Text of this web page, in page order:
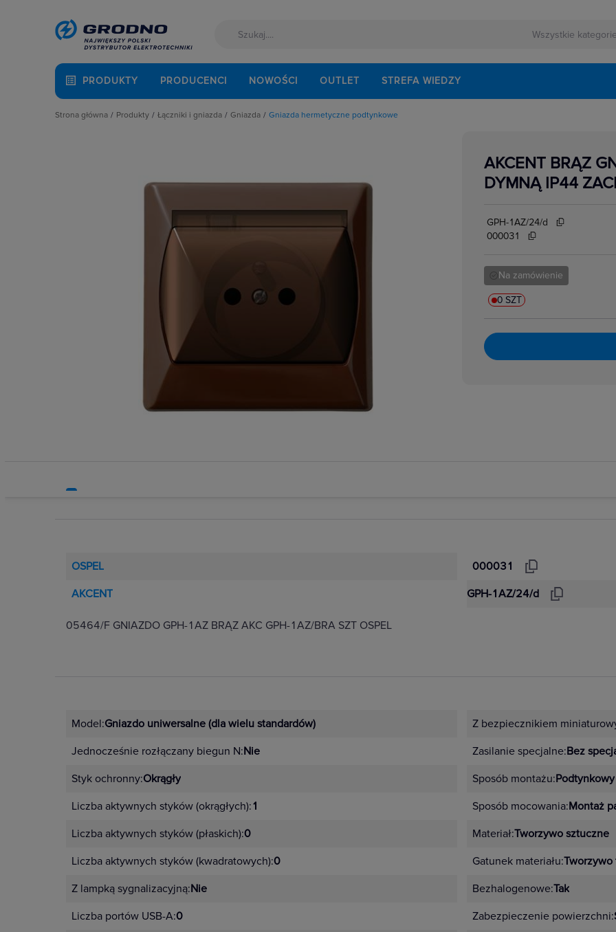
PRODUKTY PRODUCENCI NOWOŚCI OUTLET STREFA WIEDZY
Strona główna
Produkty
Kable i przewody
Kuchnia i łazienka
Narzędzia i mierniki
Ochrona odgromowa
Odzież ochronna i BHP
Osprzęt siłowy, przenośny
Oświetlenie
Pompy ciepła
Prowadzenie kabli
Systemy HVAC
Technika grzewcza
Technika instalacyjna
Łączniki i gniazda
Puszki instalacyjne
Słupki i kolumny zasilające
Termostaty i regulatory
Gniazda
Gniazda multimedialne, HDMI,USB
Gniazda pozostałe,ekwipotencjalne,
Wpusty kablowe
Zestawy łączone
Gniazda hermetyczne podtynkowe
AKCENT BRĄZ
DYMNĄ IP44
GPH-1AZ/24/d
000031
Na zamówienie
0 SZT
OSPEL
000031
AKCENT
GPH-1AZ/24/d
05464/F GNIAZDO GPH-1AZ BRĄZ AKC GPH-1AZ/BRA SZT OSPEL
Model:Gniazdo uniwersalne (dla wielu standardów)
Jednocześnie rozłączany biegun N:Nie
Styk ochronny:Okrągły
Liczba aktywnych styków (okrągłych):1
Liczba aktywnych styków (płaskich):0
Liczba aktywnych styków (kwadratowych):0
Z lampką sygnalizacyjną:Nie
Liczba portów USB-A:0
Z bezpiecznikiem
Zasilanie specjalne:Bez
Sposób montażu:Podtynkowy
Sposób mocowania:Montaż
Materiał:Tworzywo sztuczne
Gatunek materiału:
Bezhalogenowe:Tak
Zabezpieczenie powierzchni: